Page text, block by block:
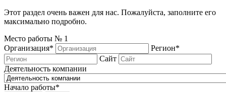
Этот раздел очень важен для нас. Пожалуйста, заполните его
максимально подробно.
Место работы № 1
Организация*
Регион*
Сайт
Деятельность компании
Начало работы*